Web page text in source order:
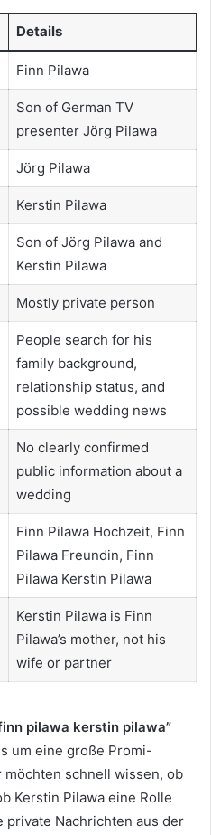
Details
Finn Pilawa
Son of German TV
presenter Jörg Pilawa
Jörg Pilawa
Kerstin Pilawa
Son of Jörg Pilawa and
Kerstin Pilawa
Mostly private person
People search for his
family background,
relationship status, and
possible wedding news
No clearly confirmed
public information about a
wedding
Finn Pilawa Hochzeit, Finn
Pilawa Freundin, Finn
Pilawa Kerstin Pilawa
Kerstin Pilawa is Finn
Pilawa’s mother, not his
wife or partner
pilawa kerstin pilawa”
um eine große Promi-
schnell wissen, ob
Kerstin Pilawa eine Rolle
private Nachrichten aus der